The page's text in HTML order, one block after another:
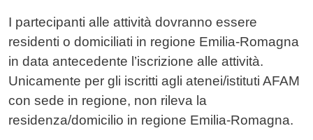
I partecipanti alle attività dovranno essere
residenti o domiciliati in regione Emilia-Romagna
in data antecedente l’iscrizione alle attività.
Unicamente per gli iscritti agli atenei/istituti AFAM
con sede in regione, non rileva la
residenza/domicilio in regione Emilia-Romagna.